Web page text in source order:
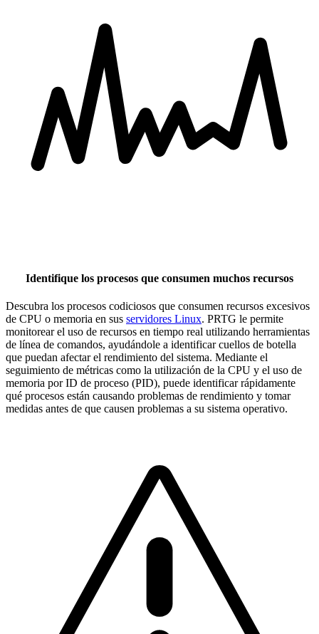
Identifique los procesos que consumen muchos recursos
Descubra los procesos codiciosos que consumen recursos excesivos
de CPU o memoria en sus servidores Linux. PRTG le permite
monitorear el uso de recursos en tiempo real utilizando herramientas
de línea de comandos, ayudándole a identificar cuellos de botella
que puedan afectar el rendimiento del sistema. Mediante el
seguimiento de métricas como la utilización de la CPU y el uso de
memoria por ID de proceso (PID), puede identificar rápidamente
qué procesos están causando problemas de rendimiento y tomar
medidas antes de que causen problemas a su sistema operativo.